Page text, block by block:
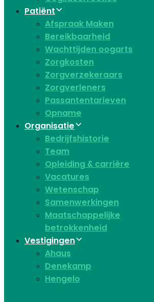
Patiënt
Afspraak Maken
Bereikbaarheid
Wachttijden oogarts
Zorgkosten
Zorgverzekeraars
Zorgverleners
Passantentarieven
Opname
Organisatie
Bedrijfshistorie
Team
Opleiding & carrière
Vacatures
Wetenschap
Samenwerkingen
Maatschappelijke
betrokkenheid
Vestigingen
Ahaus
Denekamp
Hengelo